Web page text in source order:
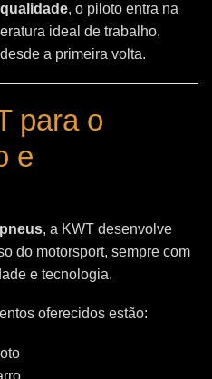
, o piloto entra na
ideal de trabalho,
a primeira volta.
para o
e
, a KWT desenvolve
do motorsport, sempre com
e tecnologia.
oferecidos estão: